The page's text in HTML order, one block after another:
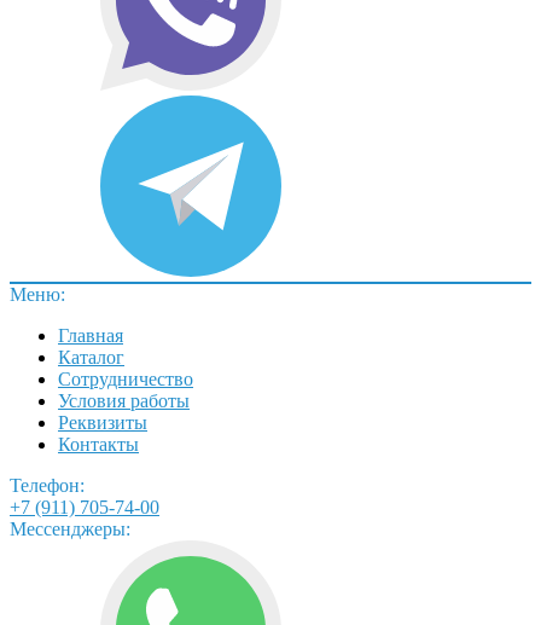
Меню:
Главная
Каталог
Сотрудничество
Условия работы
Реквизиты
Контакты
Телефон:
+7 (911) 705-74-00
Мессенджеры: